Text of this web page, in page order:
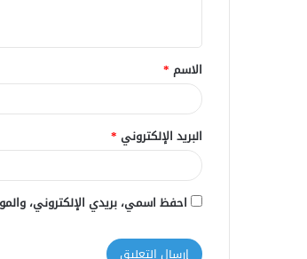
ق
*
الاسم *
البريد الإلكتروني *
احفظ اسمي، بريدي الإلكتروني،